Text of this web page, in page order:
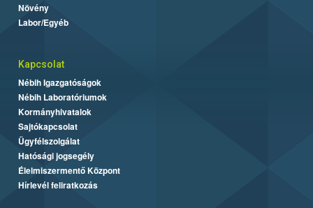
Növény
Labor/Egyéb
Kapcsolat
Nébih Igazgatóságok
Nébih Laboratóriumok
Kormányhivatalok
Sajtókapcsolat
Ügyfélszolgálat
Hatósági jogsegély
Élelmiszermentő Központ
Hírlevél feliratkozás